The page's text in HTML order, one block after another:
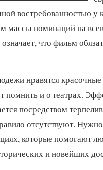
востребованностью у
массы номинаций на
что фильм
нравятся
помнить и о театрах.
посредством
отсутствуют.
которые помогают
и новейших